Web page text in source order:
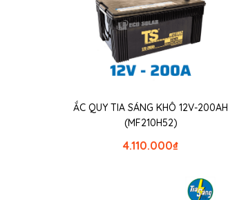
ẮC QUY TIA SÁNG KHÔ 12V-200AH
(MF210H52)
₫
4.110.000